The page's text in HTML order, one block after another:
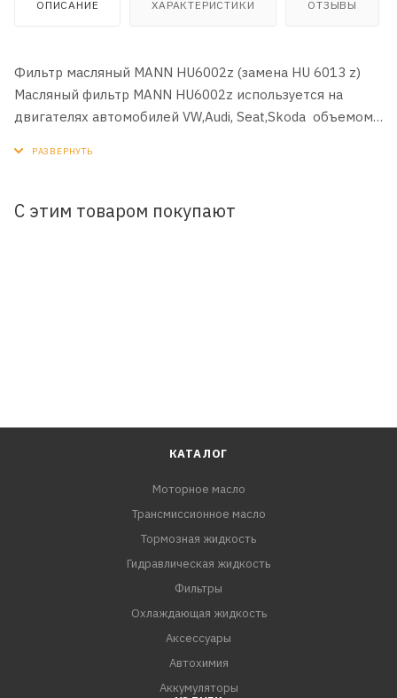
ОПИСАНИЕ ХАРАКТЕРИСТИКИ ОТЗЫВЫ
Фильтр масляный MANN HU6002z (замена HU 6013 z)
Масляный фильтр MANN HU6002z используется на
двигателях автомобилей VW,Audi, Seat,Skoda объемом
повышенным качеством материалов. Приобретая
С этим товаром покупают
КАТАЛОГ
Моторное масло
Трансмиссионное масло
Тормозная жидкость
Гидравлическая жидкость
Фильтры
Охлаждающая жидкость
Аксессуары
Автохимия
Аккумуляторы